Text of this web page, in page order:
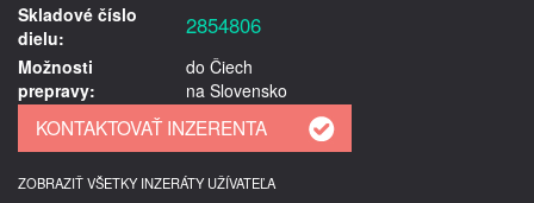
Skladové číslo
dielu:
2854806
Možnosti
prepravy:
do Čiech
na Slovensko
ZOBRAZIŤ VŠETKY INZERÁTY UŽÍVATEĽA